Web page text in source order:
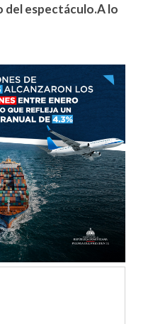
del espectáculo.A lo